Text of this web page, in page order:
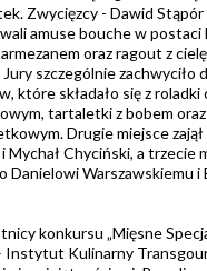
Zwycięzcy - Dawid
amuse bouche w postaci
oraz ragout z
szczególnie zachwyciło
które składało się z roladki
tartaletki z bobem
Drugie miejsce zajął
Mychał Chyciński, a trzecie
Danielowi Warszawskiemu i
konkursu „Mięsne
Instytut Kulinarny